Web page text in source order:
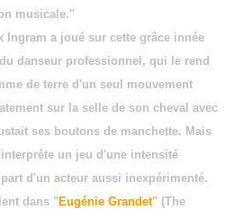
musicale."
Ingram a joué sur cette grâce innée
danseur professionnel, qui le rend
de terre d'un seul mouvement
sur la selle de son cheval avec
ses boutons de manchette. Mais
un jeu d'une intensité
d'un acteur aussi inexpérimenté.
dans " Eugénie Grandet" (The